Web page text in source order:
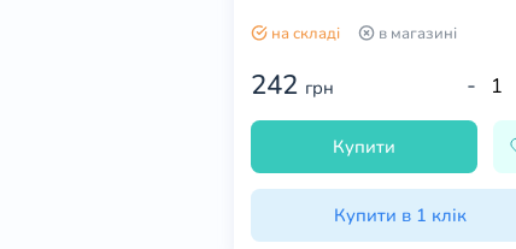
на складі в магазині
242 грн -
Купити
Купити в 1 клік